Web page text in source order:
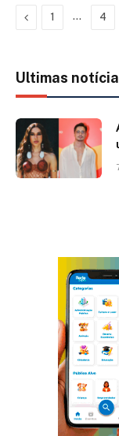
Previous
1 … 4
Ultimas